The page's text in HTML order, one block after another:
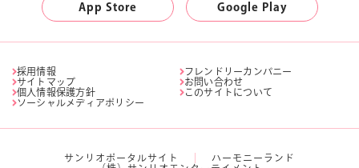
App Store
Google Play
採用情報
フレンドリーカンパニー
サイトマップ
お問い合わせ
個人情報保護方針
このサイトについて
ソーシャルメディアポリシー
サンリオポータルサイト
ハーモニーランド